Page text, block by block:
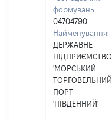
формувань:
04704790
Найменування:
ДЕРЖАВНЕ
ПІДПРИЄМСТВО
'МОРСЬКИЙ
ТОРГОВЕЛЬНИЙ
ПОРТ
'ПІВДЕННИЙ'